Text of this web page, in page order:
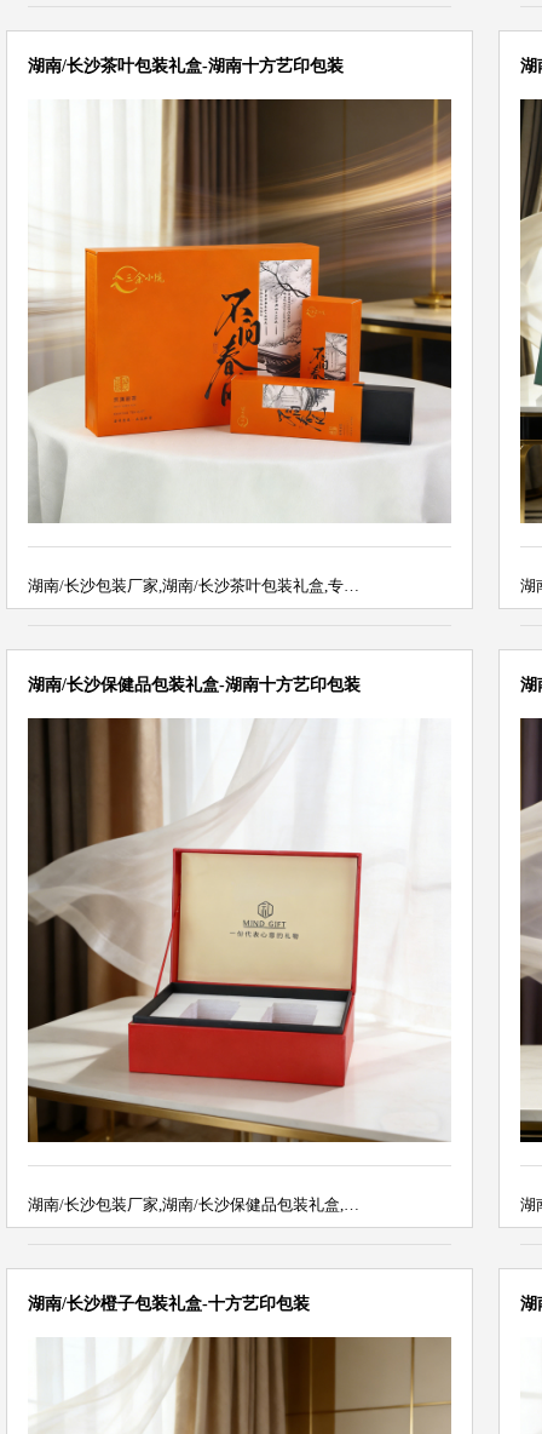
湖南/长沙茶叶包装礼盒-湖南十方艺印包装
湖南/长沙包装厂家,湖南/长沙茶叶包装礼盒,专…
湖
湖
湖南/长沙保健品包装礼盒-湖南十方艺印包装
湖南/长沙包装厂家,湖南/长沙保健品包装礼盒,…
湖
湖
湖南/长沙橙子包装礼盒-十方艺印包装 湖